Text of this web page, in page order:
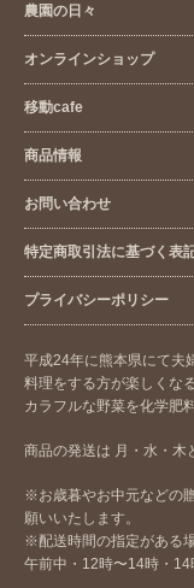
農園の日々
オンラインショップ
移動cafe
商品情報
お問い合わせ
特定商取引法に基づく表
プライバシーポリシー
平成24年に熊本県にて夫
料理をする方が楽しくな
カラフルな野菜を化学肥
商品の発送は 月・水・木
※お歳暮やお中元などの
願いいたします。
※配送時間の指定がある
午前中・12時〜14時・